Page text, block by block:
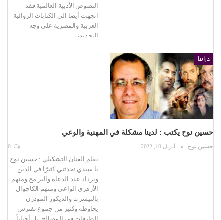
النصوص الأدبية العالمية فقد
اتجهت أيضا الي الكتابات الروائية
العربية والمصرية على وجه
التحديد،…
دراما
حسين نوح يكتب : لدينا مشكلة في المهنية والوعي
حسين نوح أبريل 19, 2022
بقلم الفنان التشكيلي : حسين نوح
يا سيدي تحدثني كثيرًا في الدين
ويزداد عدد الدعاة والبرامج ومنهم
الأزهري الواعي ومنهم الكاچوال
بالتيشرت والديكور المودرن
يحاوطه وكثير من جموع تفترش
الطرقات في المصالح، بل أحياناً